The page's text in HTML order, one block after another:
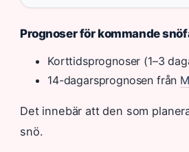
Prognoser för kommande
Korttidsprognoser (1–3
14-dagarsprognosen från
Det innebär att den som
snö.